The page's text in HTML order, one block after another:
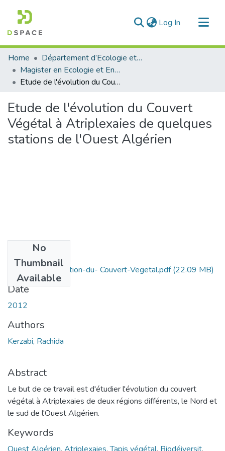
Log In (current)
Communities & Collections
All of DSpace
Statistics
Home
Département d’Ecologie et Environnement
Magister en Ecologie et Environnement
Etude de l'évolution du Couvert Végétal à Atriplexaies de quelques stations de l'Ouest Algérien
Etude de l'évolution du Couvert
Végétal à Atriplexaies de quelques
stations de l'Ouest Algérien
No
Thumbnail
Available
Etude-de-l-evolution-du- Couvert-Vegetal.pdf(22.09 MB)
Date
2012
Authors
Kerzabi, Rachida
Abstract
Le but de ce travail est d'étudier l'évolution du couvert
végétal à Atriplexaies de deux régions différents, le Nord et
le sud de l'Ouest Algérien.
Keywords